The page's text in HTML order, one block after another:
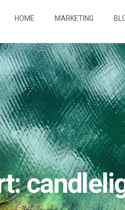
HOME MARKETING